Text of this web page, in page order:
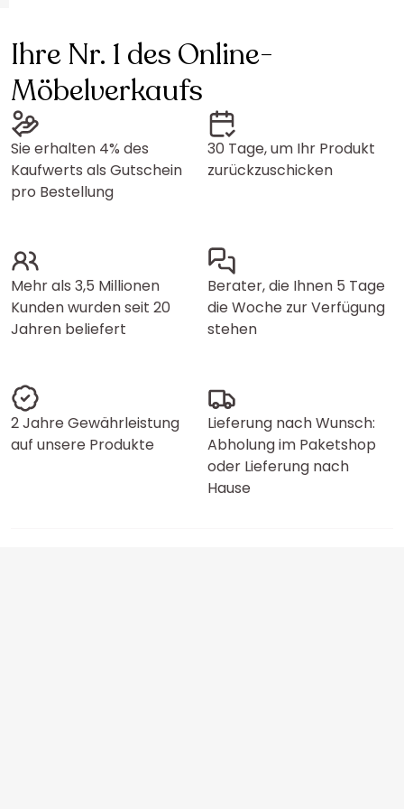
Ihre Nr. 1 des Online-
Möbelverkaufs
Sie erhalten 4% des
Kaufwerts als Gutschein
pro Bestellung
30 Tage, um Ihr Produkt
zurückzuschicken
Mehr als 3,5 Millionen
Kunden wurden seit 20
Jahren beliefert
Berater, die Ihnen 5 Tage
die Woche zur Verfügung
stehen
2 Jahre Gewährleistung
auf unsere Produkte
Lieferung nach Wunsch:
Abholung im Paketshop
oder Lieferung nach
Hause